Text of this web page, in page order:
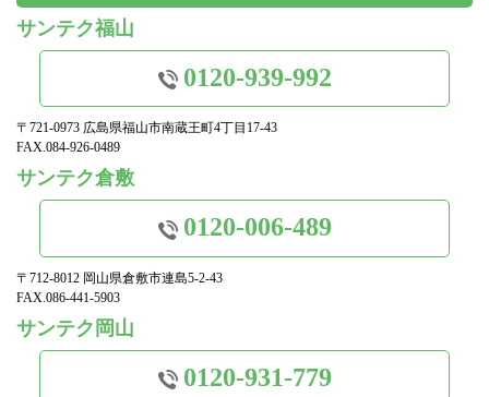
サンテク福山
0120-939-992
〒721-0973 広島県福山市南蔵王町4丁目17-43
FAX.084-926-0489
サンテク倉敷
0120-006-489
〒712-8012 岡山県倉敷市連島5-2-43
FAX.086-441-5903
サンテク岡山
0120-931-779